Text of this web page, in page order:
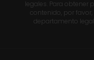
legales. Para obtener
contenido, por
departamento